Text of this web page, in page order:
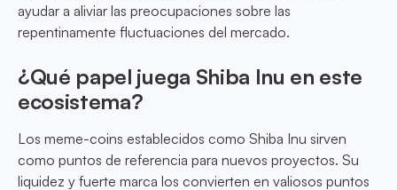
ayudar a aliviar las preocupaciones sobre las
repentinamente fluctuaciones del mercado.
¿Qué papel juega Shiba Inu en este
ecosistema?
Los meme-coins establecidos como Shiba Inu sirven
como puntos de referencia para nuevos proyectos. Su
liquidez y fuerte marca los convierten en valiosos puntos